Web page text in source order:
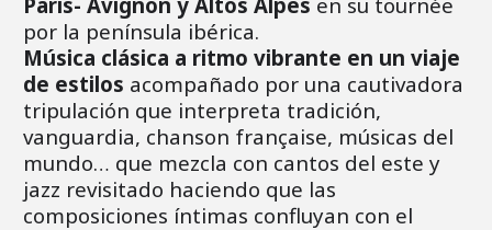
por la península ibérica.
Música clásica a ritmo vibrante en un viaje
de estilos acompañado por una cautivadora
tripulación que interpreta tradición,
vanguardia, chanson française, músicas del
mundo… que mezcla con cantos del este y
jazz revisitado haciendo que las
composiciones íntimas confluyan con el